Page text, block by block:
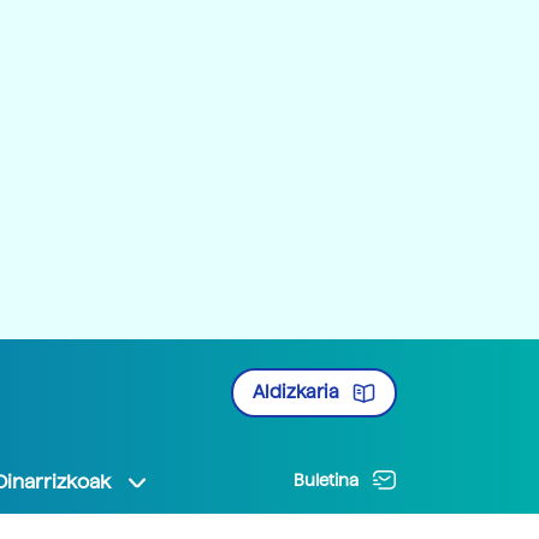
Aldizkaria
Buletina